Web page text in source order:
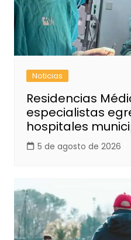
Noticias
Residencias
especialistas
hospitales
5 de agosto de 2026